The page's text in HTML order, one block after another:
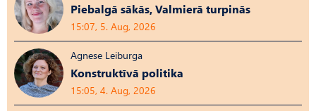
Piebalgā sākās, Valmierā turpinās
15:07, 5. Aug, 2026
Agnese Leiburga
Konstruktīvā politika
15:05, 4. Aug, 2026